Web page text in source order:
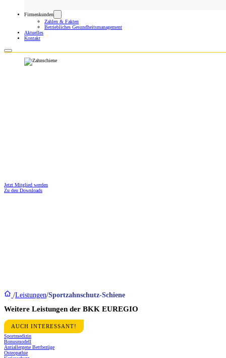
Firmenkunden
Zahlen & Fakten
Betriebliches Gesundheitsmanagement
Aktuelles
Kontakt
Jetzt Mitglied werden
Zu den Downloads
/Leistungen/Sportzahnschutz-Schiene
Weitere Leistungen der BKK EUREGIO
AUCH INTERESSANT!
Sportmedizin
Bonusmodell
Antiallergene Bettbezüge
Osteopathie